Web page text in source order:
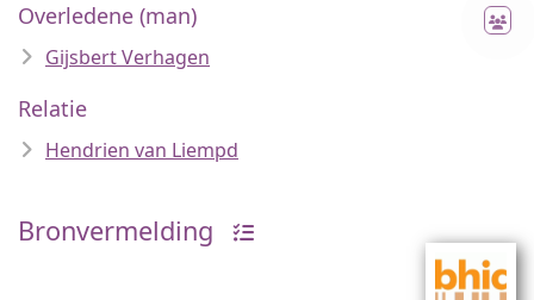
Overledene (man)
Gijsbert Verhagen
Relatie
Hendrien van Liempd
Bronvermelding